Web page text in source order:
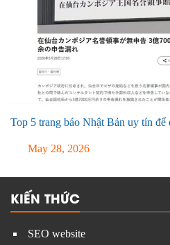
Top 5 trang báo Nhật Bản uy tín
May 28, 2026
KIẾN THỨC
SEO website